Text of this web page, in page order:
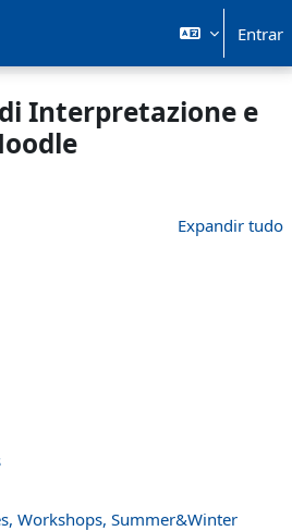
Entrar
Interpretazione e
Expandir tudo
Workshops, Summer&Winter